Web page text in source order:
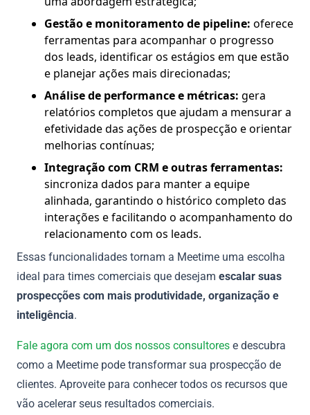
Gestão e monitoramento de pipeline: oferece
ferramentas para acompanhar o progresso
dos leads, identificar os estágios em que estão
e planejar ações mais direcionadas;
Análise de performance e métricas: gera
relatórios completos que ajudam a mensurar a
efetividade das ações de prospecção e orientar
melhorias contínuas;
Integração com CRM e outras ferramentas:
sincroniza dados para manter a equipe
alinhada, garantindo o histórico completo das
interações e facilitando o acompanhamento do
relacionamento com os leads.
Essas funcionalidades tornam a Meetime uma escolha
ideal para times comerciais que desejam escalar suas
prospecções com mais produtividade, organização e
inteligência.
Fale agora com um dos nossos consultores e descubra
como a Meetime pode transformar sua prospecção de
clientes. Aproveite para conhecer todos os recursos que
vão acelerar seus resultados comerciais.